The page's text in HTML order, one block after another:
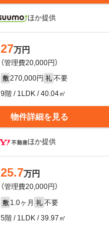
ほか提供
27万円
（管理費20,000円）
敷 270,000円 礼 不要
9階 / 1LDK / 40.04㎡
物件詳細を見る
ほか提供
25.7万円
（管理費20,000円）
敷 1.0ヶ月 礼 不要
5階 / 1LDK / 39.97㎡